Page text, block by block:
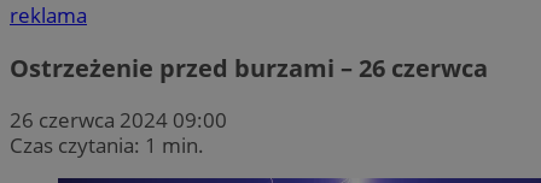
reklama
Ostrzeżenie przed burzami – 26 czerwca
26 czerwca 2024 09:00
Czas czytania: 1 min.